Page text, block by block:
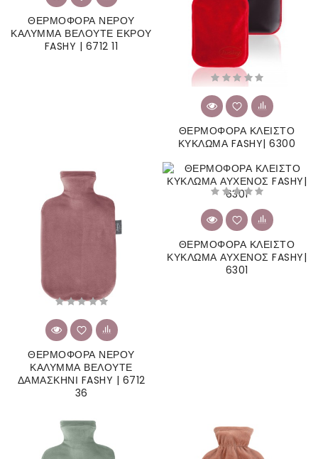
ΘΕΡΜΟΦΟΡΑ ΝΕΡΟΥ
ΚΑΛΥΜΜΑ ΒΕΛΟΥΤΕ ΕΚΡΟΥ
FASHY | 6712 11
ΘΕΡΜΟΦΟΡΑ ΚΛΕΙΣΤΟ
ΚΥΚΛΩΜΑ FASHY| 6300
ΘΕΡΜΟΦΟΡΑ ΝΕΡΟΥ
ΚΑΛΥΜΜΑ ΒΕΛΟΥΤΕ
ΔΑΜΑΣΚΗΝΙ FASHY | 6712
36
ΘΕΡΜΟΦΟΡΑ ΚΛΕΙΣΤΟ
ΚΥΚΛΩΜΑ ΑΥΧΕΝΟΣ FASHY|
6301